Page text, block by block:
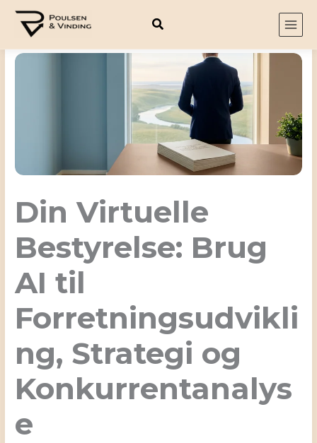
Din Virtuelle
Bestyrelse: Brug
AI til
Forretningsudvikli
ng, Strategi og
Konkurrentanalys
e